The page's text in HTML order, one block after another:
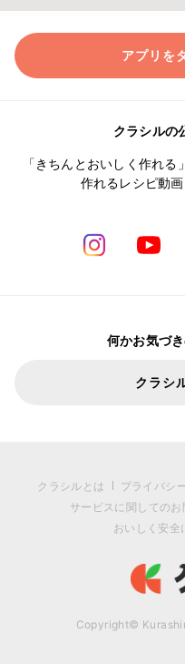
アプリを
クラシルの
「きちんとおいしく作れ
作れるレシピ動
何かお気づ
クラシ
クラシルとは プライバシ
サービスに関してのお
おいしく安全
Copyright©